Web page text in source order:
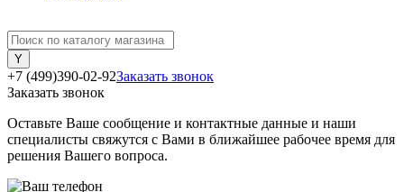
+7 (499)390-02-92Заказать звонок
Заказать звонок
Оставьте Ваше сообщение и контактные данные и наши
специалисты свяжутся с Вами в ближайшее рабочее время для
решения Вашего вопроса.